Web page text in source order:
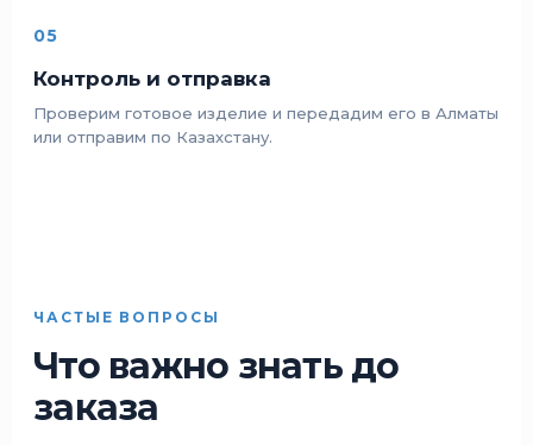
05
Контроль и отправка
Проверим готовое изделие и передадим его в Алматы
или отправим по Казахстану.
ЧАСТЫЕ ВОПРОСЫ
Что важно знать до
заказа